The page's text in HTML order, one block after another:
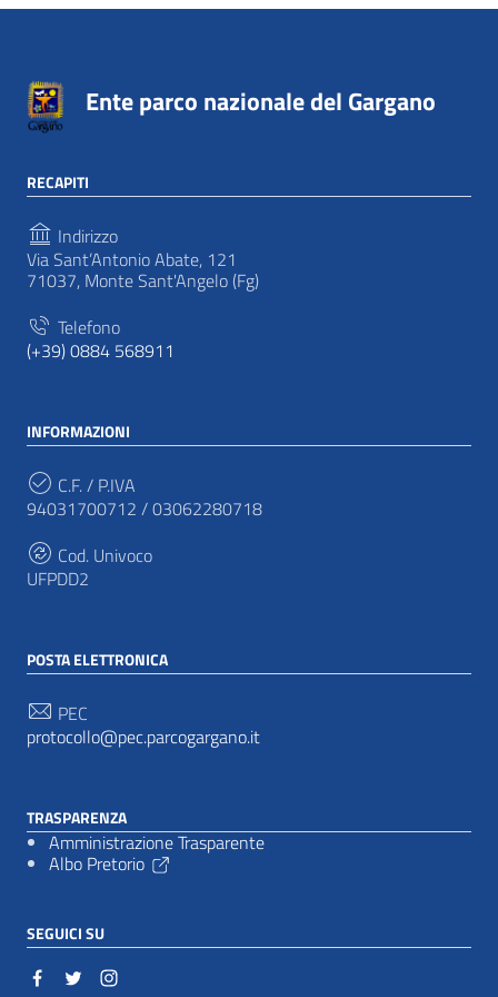
Ente parco nazionale del Gargano
RECAPITI
Indirizzo
Via Sant’Antonio Abate, 121
71037, Monte Sant'Angelo (Fg)
Telefono
(+39) 0884 568911
INFORMAZIONI
C.F. / P.IVA
94031700712 / 03062280718
Cod. Univoco
UFPDD2
POSTA ELETTRONICA
PEC
protocollo@pec.parcogargano.it
TRASPARENZA
Amministrazione Trasparente
Albo Pretorio
SEGUICI SU